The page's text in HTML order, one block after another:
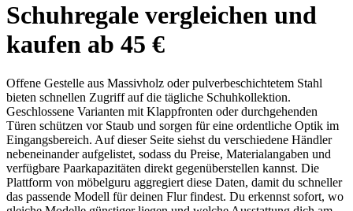
Schuhregale vergleichen und
kaufen ab 45 €
Offene Gestelle aus Massivholz oder pulverbeschichtetem Stahl
bieten schnellen Zugriff auf die tägliche Schuhkollektion.
Geschlossene Varianten mit Klappfronten oder durchgehenden
Türen schützen vor Staub und sorgen für eine ordentliche Optik im
Eingangsbereich. Auf dieser Seite siehst du verschiedene Händler
nebeneinander aufgelistet, sodass du Preise, Materialangaben und
verfügbare Paarkapazitäten direkt gegenüberstellen kannst. Die
Plattform von möbelguru aggregiert diese Daten, damit du schneller
das passende Modell für deinen Flur findest. Du erkennst sofort, wo